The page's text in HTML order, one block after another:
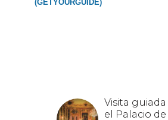
(GETYOURGUIDE)